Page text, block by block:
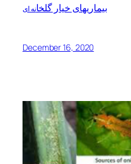
بیماریهای خیار گلخانه ای
December 16, 2020